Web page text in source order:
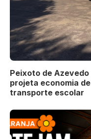
Peixoto de
projeta economia
transporte escolar